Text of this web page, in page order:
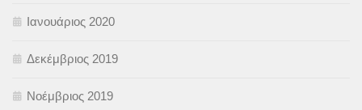
Ιανουάριος 2020
Δεκέμβριος 2019
Νοέμβριος 2019